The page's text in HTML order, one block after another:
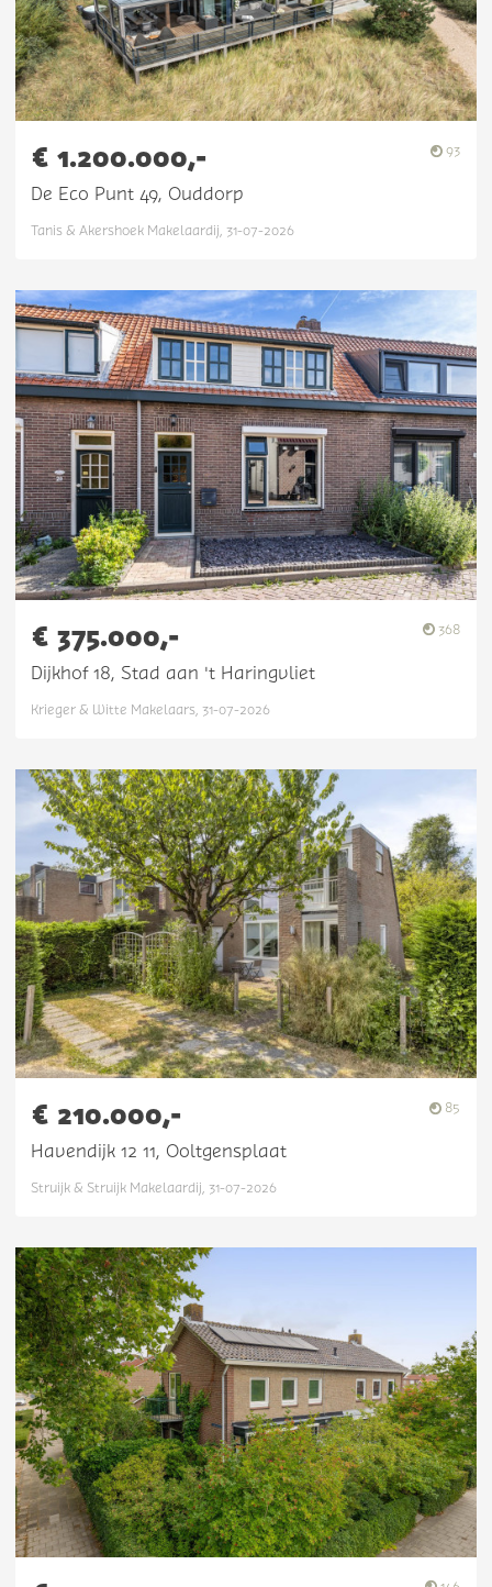
€ 1.200.000,- 93
De Eco Punt 49, Ouddorp
Tanis & Akershoek Makelaardij, 31-07-2026
€ 375.000,- 368
Dijkhof 18, Stad aan 't Haringvliet
Krieger & Witte Makelaars, 31-07-2026
€ 210.000,- 85
Havendijk 12 11, Ooltgensplaat
Struijk & Struijk Makelaardij, 31-07-2026